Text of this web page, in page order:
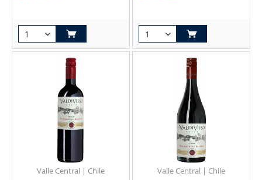
Valle Central | Chile Valle Central | Chile